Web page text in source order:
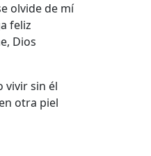
olvide de mí
feliz
Dios
vivir sin él
otra piel